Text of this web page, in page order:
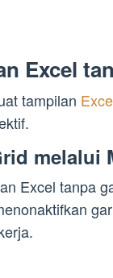
Excel
tampilan
melalui
Excel tanpa